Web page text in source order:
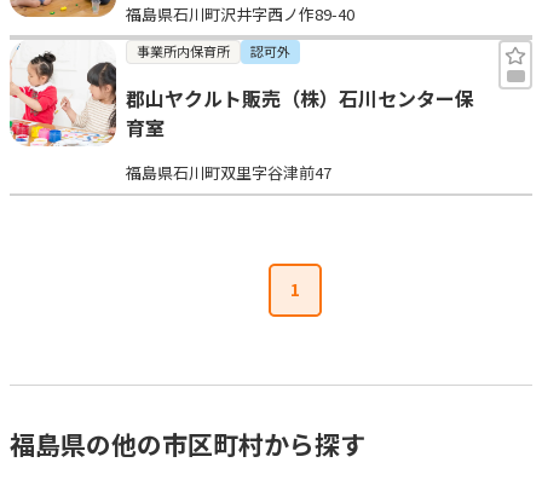
福島県石川町沢井字西ノ作89-40
事業所内保育所 認可外
郡山ヤクルト販売（株）石川センター保
育室
福島県石川町双里字谷津前47
1
福島県の他の市区町村から探す